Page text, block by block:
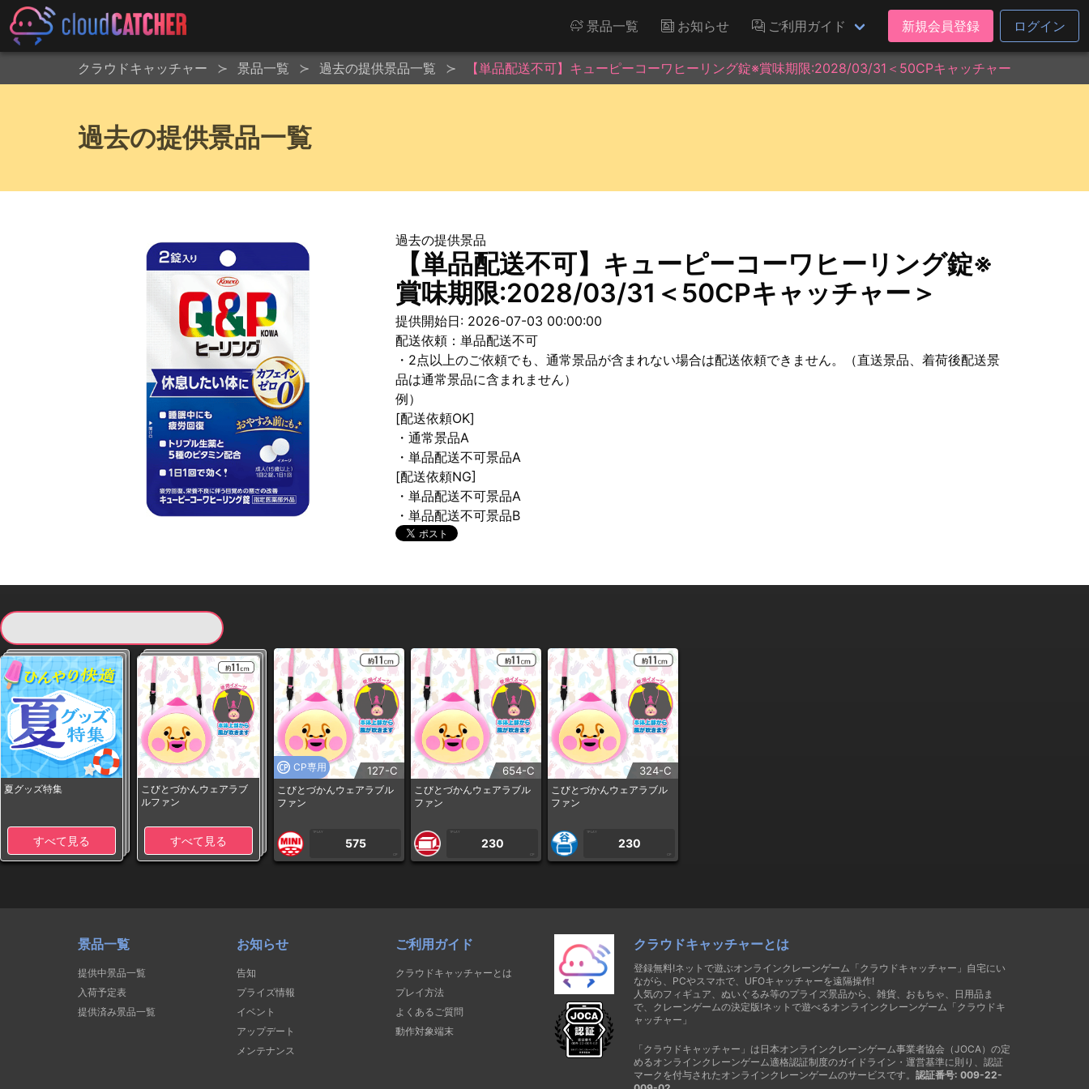
景品一覧 お知らせ ご利用ガイド 新規会員登録 ログイン
クラウドキャッチャー 景品一覧 過去の提供景品一覧 【単品配送不可】キューピーコーワヒーリング錠※賞味期限:2028/03/31＜50CPキャッチャー＞
過去の提供景品一覧
過去の提供景品
【単品配送不可】キューピーコーワヒーリング錠※
賞味期限:2028/03/31＜50CPキャッチャー＞
提供開始日: 2026-07-03 00:00:00
配送依頼：単品配送不可
・2点以上のご依頼でも、通常景品が含まれない場合は配送依頼できません。（直送景品、着荷後配送景
品は通常景品に含まれません）
例）
[配送依頼OK]
・通常景品A
・単品配送不可景品A
[配送依頼NG]
・単品配送不可景品A
・単品配送不可景品B
夏グッズ特集
すべて見る
こびとづかんウェアラブ
ルファン
すべて見る
CP専用 127-C
こびとづかんウェアラブル
ファン
1PLAY
575
CP
654-C
こびとづかんウェアラブル
ファン
1PLAY
230
CP
324-C
こびとづかんウェアラブル
ファン
1PLAY
230
CP
景品一覧
提供中景品一覧
入荷予定表
提供済み景品一覧
お知らせ
告知
プライズ情報
イベント
アップデート
メンテナンス
ご利用ガイド
クラウドキャッチャーとは
プレイ方法
よくあるご質問
動作対象端末
クラウドキャッチャーとは
登録無料!ネットで遊ぶオンラインクレーンゲーム「クラウドキャッチャー」自宅にい
ながら、PCやスマホで、UFOキャッチャーを遠隔操作!
人気のフィギュア、ぬいぐるみ等のプライズ景品から、雑貨、おもちゃ、日用品ま
で、クレーンゲームの決定版!ネットで遊べるオンラインクレーンゲーム「クラウドキ
ャッチャー」
「クラウドキャッチャー」は日本オンラインクレーンゲーム事業者協会（JOCA）の定
めるオンラインクレーンゲーム適格認証制度のガイドライン・運営基準に則り、認証
マークを付与されたオンラインクレーンゲームのサービスです。 認証番号: 009-22-